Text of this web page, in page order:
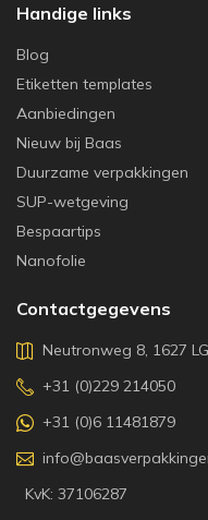
Handige links
Blog
Etiketten templates
Aanbiedingen
Nieuw bij Baas
Duurzame verpakkingen
SUP-wetgeving
Bespaartips
Nanofolie
Contactgegevens
Neutronweg 8, 1627
+31 (0)229 214050
+31 (0)6 11481879
KvK: 37106287